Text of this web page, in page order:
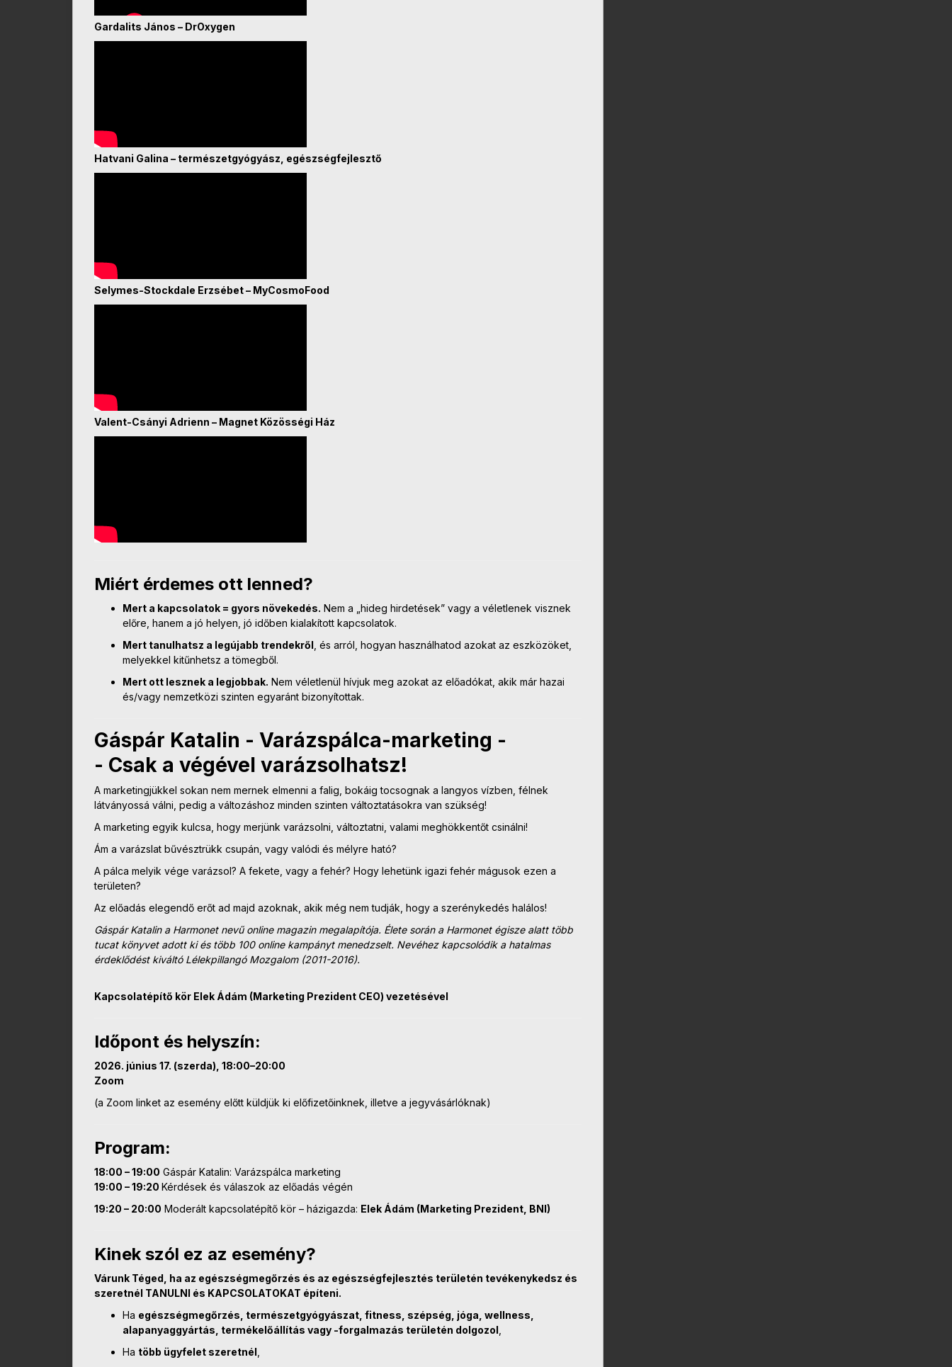
Gardalits János – DrOxygen
Hatvani Galina – természetgyógyász, egészségfejlesztő
Selymes-Stockdale Erzsébet – MyCosmoFood
Valent-Csányi Adrienn – Magnet Közösségi Ház
Miért érdemes ott lenned?
Mert a kapcsolatok = gyors növekedés. Nem a „hideg hirdetések” vagy a véletlenek visznek
előre, hanem a jó helyen, jó időben kialakított kapcsolatok.
Mert tanulhatsz a legújabb trendekről , és arról, hogyan használhatod azokat az eszközöket,
melyekkel kitűnhetsz a tömegből.
Mert ott lesznek a legjobbak. Nem véletlenül hívjuk meg azokat az előadókat, akik már hazai
és/vagy nemzetközi szinten egyaránt bizonyítottak.
Gáspár Katalin - Varázspálca-marketing -
- Csak a végével varázsolhatsz!
A marketingjükkel sokan nem mernek elmenni a falig, bokáig tocsognak a langyos vízben, félnek
látványossá válni, pedig a változáshoz minden szinten változtatásokra van szükség!
A marketing egyik kulcsa, hogy merjünk varázsolni, változtatni, valami meghökkentőt csinálni!
Ám a varázslat bűvésztrükk csupán, vagy valódi és mélyre ható?
A pálca melyik vége varázsol? A fekete, vagy a fehér? Hogy lehetünk igazi fehér mágusok ezen a
területen?
Az előadás elegendő erőt ad majd azoknak, akik még nem tudják, hogy a szerénykedés halálos!
Gáspár Katalin a Harmonet nevű online magazin megalapítója. Élete során a Harmonet égisze alatt több
tucat könyvet adott ki és több 100 online kampányt menedzselt. Nevéhez kapcsolódik a hatalmas
érdeklődést kiváltó Lélekpillangó Mozgalom (2011-2016).
Kapcsolatépítő kör Elek Ádám (Marketing Prezident CEO) vezetésével
Időpont és helyszín:
2026. június 17. (szerda), 18:00–20:00
Zoom
(a Zoom linket az esemény előtt küldjük ki előfizetőinknek, illetve a jegyvásárlóknak)
Program:
18:00 – 19:00 Gáspár Katalin: Varázspálca marketing
19:00 – 19:20 Kérdések és válaszok az előadás végén
19:20 – 20:00 Moderált kapcsolatépítő kör – házigazda: Elek Ádám (Marketing Prezident, BNI)
Kinek szól ez az esemény?
Várunk Téged, ha az egészségmegőrzés és az egészségfejlesztés területén tevékenykedsz és
szeretnél TANULNI és KAPCSOLATOKAT építeni.
Ha egészségmegőrzés, természetgyógyászat, fitness, szépség, jóga, wellness,
alapanyaggyártás, termékelőállítás vagy -forgalmazás területén dolgozol
Ha több ügyfelet szeretnél